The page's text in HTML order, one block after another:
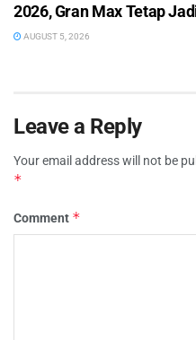
2026, Gran Max Tetap
AUGUST 5, 2026
Leave a Reply
Your email address will not be
*
Comment *